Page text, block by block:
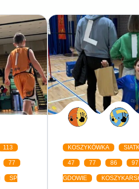
113
77
SP
KOSZYKÓWKA
47 77 86 97
GDOWIE